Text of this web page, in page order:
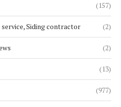
(157)
Siding contractor (2)
(2)
(13)
(977)